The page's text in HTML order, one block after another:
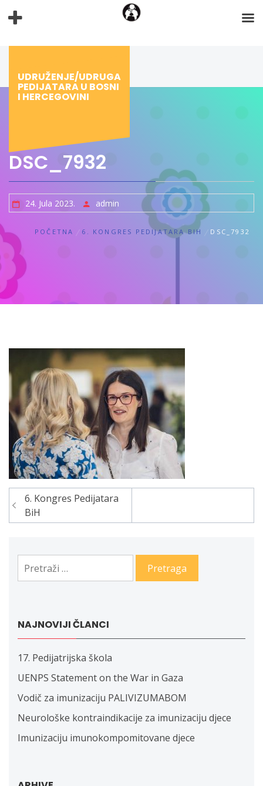
na
UDRUŽENJE/UDRUGA
PEDIJATARA U BOSNI
I HERCEGOVINI
DSC_7932
24. Jula 2023. admin
POČETNA 6. KONGRES PEDIJATARA BIH DSC_7932
Navigacija
članaka
6. Kongres Pedijatara
BiH
Pretraga:
NAJNOVIJI ČLANCI
17. Pedijatrijska škola
UENPS Statement on the War in Gaza
Vodič za imunizaciju PALIVIZUMABOM
Neurološke kontraindikacije za imunizaciju djece
Imunizaciju imunokompomitovane djece